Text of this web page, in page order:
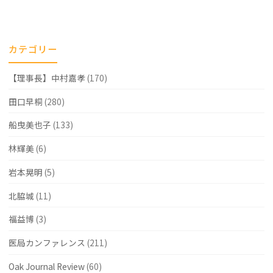
カテゴリー
【理事長】中村嘉孝(170)
田口早桐 (280)
船曳美也子 (133)
林輝美 (6)
岩本晃明 (5)
北脇城 (11)
福益博 (3)
医局カンファレンス (211)
Oak Journal Review(60)